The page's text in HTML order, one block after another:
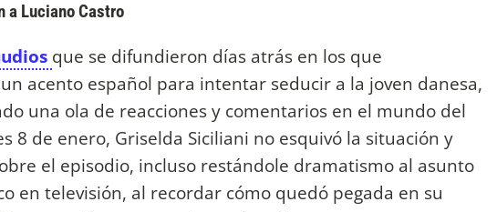
a Luciano Castro
que se difundieron días atrás en los que
acento español para intentar seducir a la joven danesa,
una ola de reacciones y comentarios en el mundo del
8 de enero, Griselda Siciliani no esquivó la situación y
el episodio, incluso restándole dramatismo al asunto
en televisión, al recordar cómo quedó pegada en su